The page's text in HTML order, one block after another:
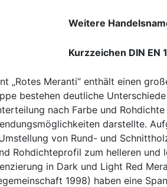
Weitere
Kurzzeichen DIN EN
„Rotes Meranti“ enthält einen
bestehen deutliche
nach Farbe und
darstellte.
von Rund- und
Rohdichteprofil zum helleren
in Dark und Light Red
1998) haben eine